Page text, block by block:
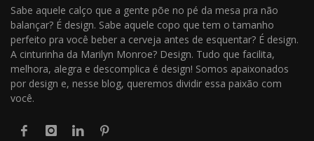
Sabe aquele calço que a gente põe no pé da mesa pra não
balançar? É design. Sabe aquele copo que tem o tamanho
perfeito pra você beber a cerveja antes de esquentar? É design.
A cinturinha da Marilyn Monroe? Design. Tudo que facilita,
melhora, alegra e descomplica é design! Somos apaixonados
por design e, nesse blog, queremos dividir essa paixão com
você.